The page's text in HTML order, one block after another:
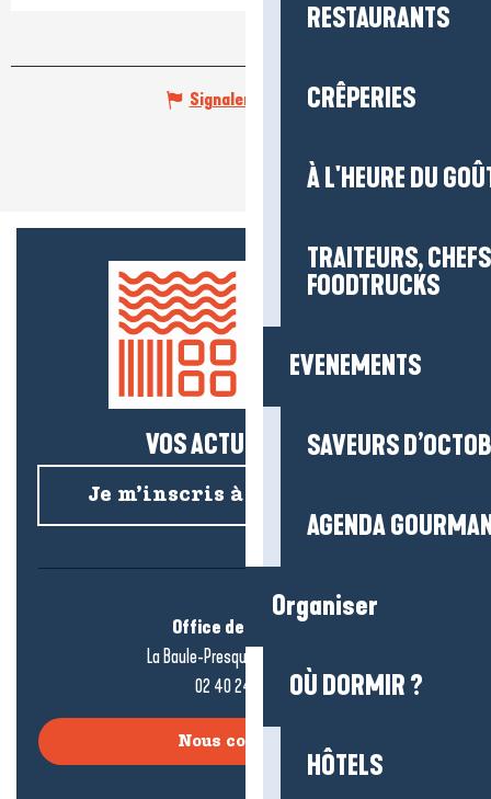
RESTAURANTS
CRÊPERIES
À L'HEURE DU
TRAITEURS,
FOODTRUCKS
EVENEMENTS
SAVEURS
AGENDA
Organiser
OÙ DORMIR ?
HÔTELS
Signaler une erreur
VOS ACTUS SALÉES !
Je m’inscris à la newsletter
Office de tourisme
La Baule-Presqu’île de Guérande
02 40 24 34 44
Nous contacter